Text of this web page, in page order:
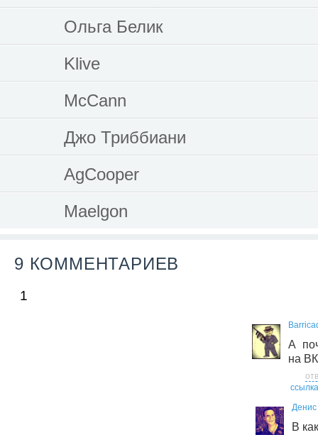
Ольга Белик
Klive
McCann
Джо Триббиани
AgCooper
Maelgon
9 КОММЕНТАРИЕВ
1
А
на
ссылка
В